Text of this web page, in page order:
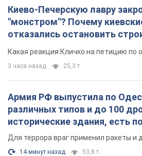
Для террора враг применил ракеты и
14 минут назад 53,8 т.
МИД Болгарии вызвал
инцидента с дроном: что
3 часа назад